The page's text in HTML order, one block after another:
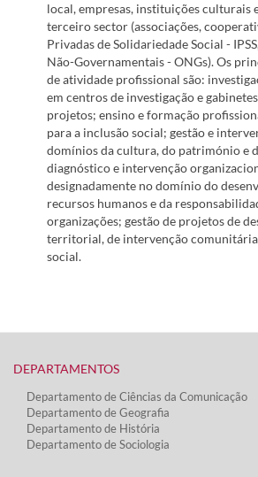
local, empresas, instituições culturais
terceiro sector (associações,
Privadas de Solidariedade Social -
Não-Governamentais - ONGs). Os
de atividade profissional são:
em centros de investigação e
projetos; ensino e formação
para a inclusão social; gestão e
domínios da cultura, do património e
diagnóstico e intervenção
designadamente no domínio do
recursos humanos e da
organizações; gestão de projetos de
territorial, de intervenção comunitária
social.
DEPARTAMENTOS​
Departamento de Ciências da Comunicação
Departamento de Geografia
Departamento de História
Departamento de Sociologia